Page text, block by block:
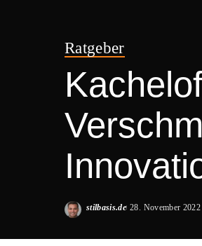
Ratgeber
Posted
stilbasis.de 28. November 2022